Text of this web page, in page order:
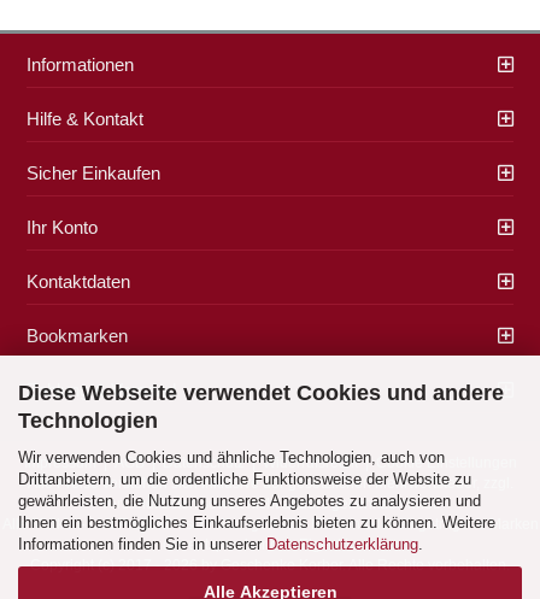
Diese Webseite verwendet Cookies und andere
Technologien
Wir verwenden Cookies und ähnliche Technologien, auch von
Drittanbietern, um die ordentliche Funktionsweise der Website zu
gewährleisten, die Nutzung unseres Angebotes zu analysieren und
Ihnen ein bestmögliches Einkaufserlebnis bieten zu können. Weitere
Informationen finden Sie in unserer Datenschutzerklärung.
Alle Akzeptieren
Informationen
Hilfe & Kontakt
Sicher Einkaufen
Ihr Konto
Kontaktdaten
Bookmarken
Zahlung & Versand
Impressum|AGB|Datenschutz|Widerrufsrecht| Cookie Einstellungen
Alle Preise verstehen sich inklusive der gesetzlichen Mehrwertsteuer, zzgl.
Versandkostensoweit nicht anders gekennzeichnet.
Alle Marken- und Produktbeschreibungen sind Marken oder eingetragene Marken
der entsprechenden Eigentümer.
Copyright (c) 2017 - 2026 by Geschenke Korber. Alle Rechte vorbehalten.